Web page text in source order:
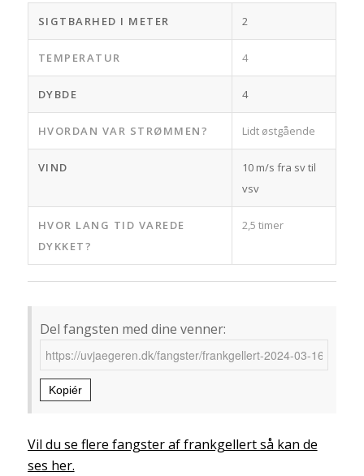
SIGTBARHED I METER 2
TEMPERATUR 4
DYBDE 4
HVORDAN VAR STRØMMEN? Lidt østgående
VIND
10 m/s fra sv til
vsv
HVOR LANG TID VAREDE
DYKKET?
2,5 timer
Del fangsten med dine venner:
Kopiér
Vil du se flere fangster af frankgellert så kan de
ses her.